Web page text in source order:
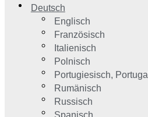
Deutsch
Englisch
Französisch
Italienisch
Polnisch
Portugiesisch, Portugal
Rumänisch
Russisch
Spanisch